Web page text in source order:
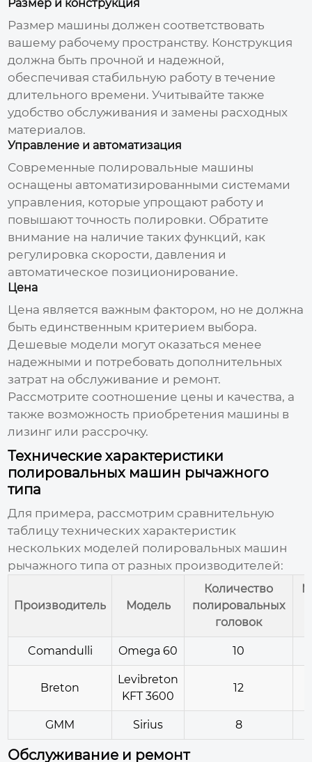
Размер и конструкция
Размер машины должен соответствовать
вашему рабочему пространству. Конструкция
должна быть прочной и надежной,
обеспечивая стабильную работу в течение
длительного времени. Учитывайте также
удобство обслуживания и замены расходных
материалов.
Управление и автоматизация
Современные полировальные машины
оснащены автоматизированными системами
управления, которые упрощают работу и
повышают точность полировки. Обратите
внимание на наличие таких функций, как
регулировка скорости, давления и
автоматическое позиционирование.
Цена
Цена является важным фактором, но не должна
быть единственным критерием выбора.
Дешевые модели могут оказаться менее
надежными и потребовать дополнительных
затрат на обслуживание и ремонт.
Рассмотрите соотношение цены и качества, а
также возможность приобретения машины в
лизинг или рассрочку.
Технические характеристики
полировальных машин рычажного
типа
Для примера, рассмотрим сравнительную
таблицу технических характеристик
нескольких моделей полировальных машин
рычажного типа от разных производителей:
Производитель Модель
Количество
полировальных
головок
Comandulli Omega 60 10
Breton
Levibreton
KFT 3600
12
GMM Sirius 8
Обслуживание и ремонт